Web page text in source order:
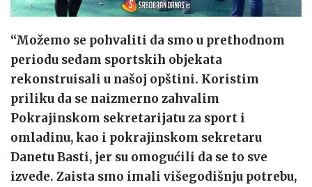
“Možemo se pohvaliti da smo u prethodnom
periodu sedam sportskih objekata
rekonstruisali u našoj opštini. Koristim
priliku da se naizmerno zahvalim
Pokrajinskom sekretarijatu za sport i
omladinu, kao i pokrajinskom sekretaru
Danetu Basti, jer su omogućili da se to sve
izvede. Zaista smo imali višegodišnju potrebu,